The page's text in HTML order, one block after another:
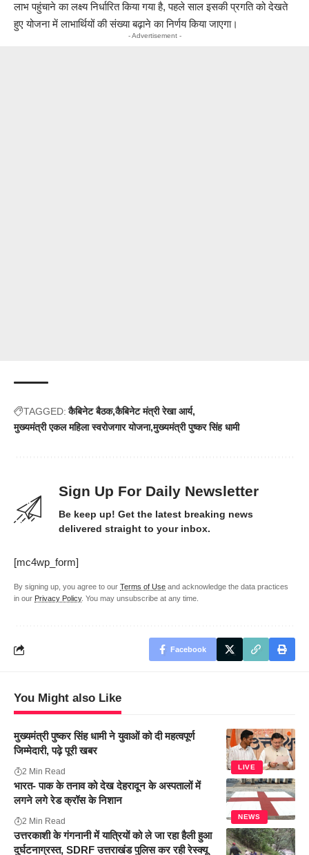
लाभ पहुंचाने का लक्ष्य निर्धारित किया गया है, पहले साल इसकी प्रगति को देखते
हुए योजना में लाभार्थियों की संख्या बढ़ाने का निर्णय किया जाएगा।
- Advertisement -
TAGGED: कैबिनेट बैठक कैबिनेट मंत्री रेखा आर्य
मुख्यमंत्री एकल महिला स्वरोजगार योजना मुख्यमंत्री पुष्कर सिंह धामी
Sign Up For Daily Newsletter
Be keep up! Get the latest breaking news
delivered straight to your inbox.
[mc4wp_form]
By signing up, you agree to our Terms of Use and acknowledge the data practices
in our Privacy Policy. You may unsubscribe at any time.
Facebook
You Might also Like
LIVE
मुख्यमंत्री पुष्कर सिंह धामी ने युवाओं को दी महत्वपूर्ण
जिम्मेदारी, पढ़े पूरी खबर
2 Min Read
NEWS
भारत- पाक के तनाव को देख देहरादून के अस्पतालों में
लगने लगे रेड क्रॉस के निशान
2 Min Read
उत्तरकाशी के गंगनानी में यात्रियों को ले जा रहा हैली हुआ
दुर्घटनाग्रस्त, SDRF उत्तराखंड पुलिस कर रही रेस्क्यू